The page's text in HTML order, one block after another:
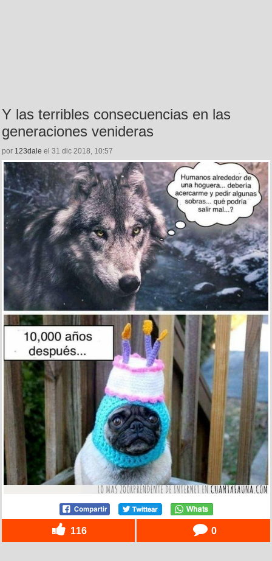
Y las terribles consecuencias en las
generaciones venideras
por 123dale el 31 dic 2018, 10:57
116 0